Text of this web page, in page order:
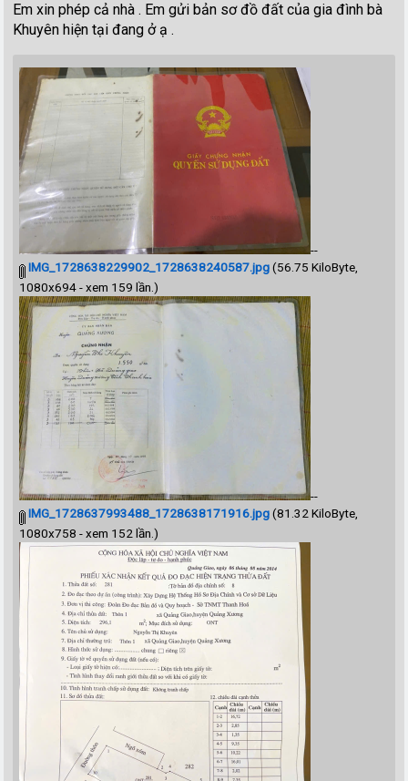
Em xin phép cả nhà . Em gửi bản sơ đồ đất của gia đình bà
Khuyên hiện tại đang ở ạ .
--
IMG_1728638229902_1728638240587.jpg(56.75 KiloByte,
1080x694 - xem 159 lần.)
--
IMG_1728637993488_1728638171916.jpg(81.32 KiloByte,
1080x758 - xem 152 lần.)